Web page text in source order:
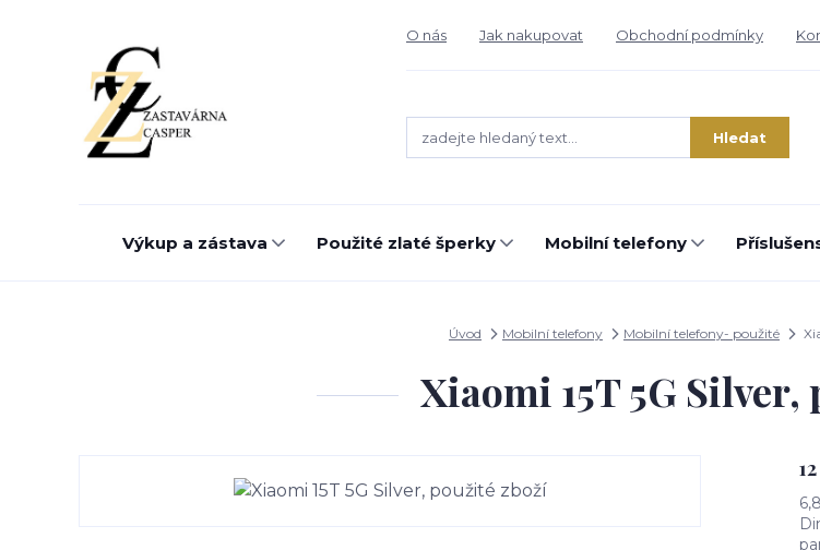
O nás Jak nakupovat Obchodní podmínky
Hledat
Výkup a zástava Použité zlaté šperky Mobilní telefony
Úvod Mobilní telefony Mobilní telefony- použité
Xiaomi 15T 5G Silver,